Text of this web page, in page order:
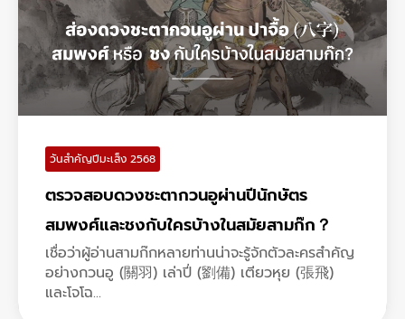
วันสำคัญปีมะเส็ง 2568
ตรวจสอบดวงชะตากวนอูผ่านปีนักษัตร
สมพงศ์และชงกับใครบ้างในสมัยสามก๊ก？
เชื่อว่าผู้อ่านสามก๊กหลายท่านน่าจะรู้จักตัวละครสำคัญ
อย่างกวนอู (關羽) เล่าปี่ (劉備) เตียวหุย (張飛)
และโจโฉ...